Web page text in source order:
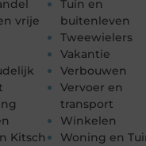
vrije
Kitsch
Tuin en
buitenleven
Tweewielers
Vakantie
Verbouwen
Vervoer en
transport
Winkelen
Woning en